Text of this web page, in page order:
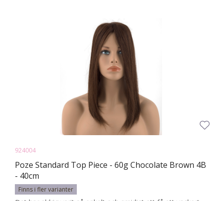
924004
Poze Standard Top Piece - 60g Chocolate Brown 4B
- 40cm
Finns i fler varianter